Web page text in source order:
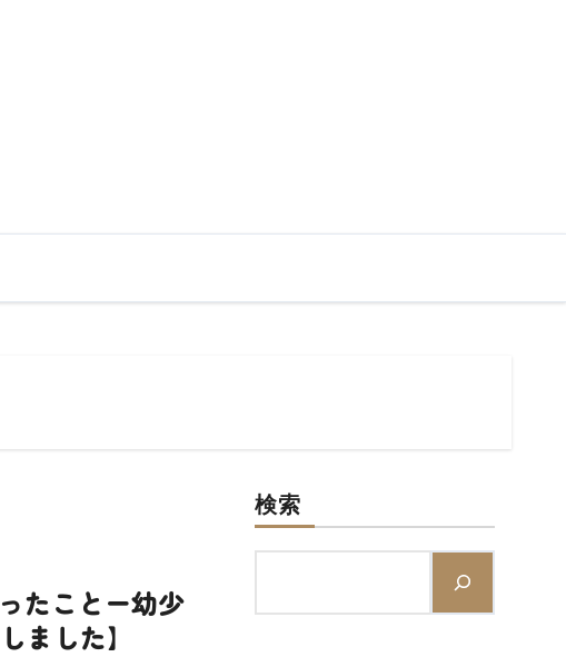
たことー幼少
ました】
検索